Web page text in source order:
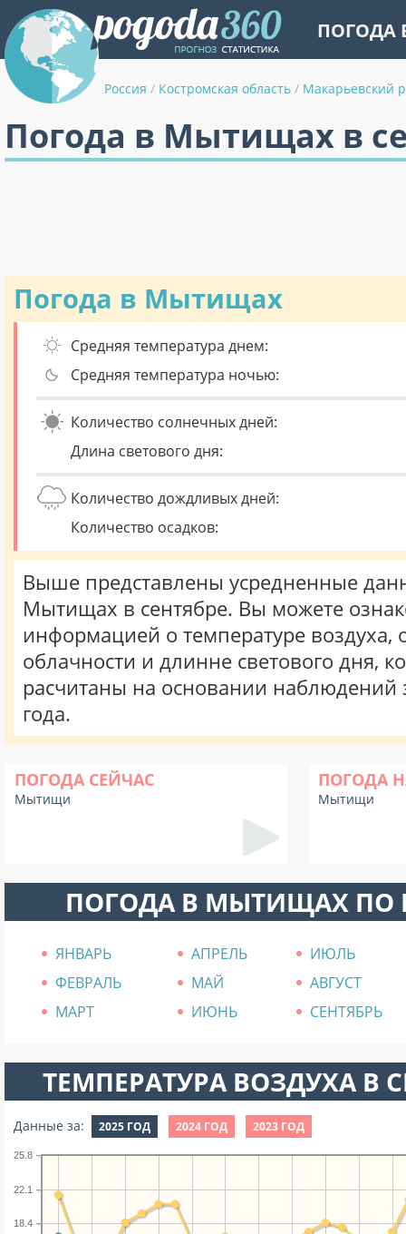
ПОГОДА
Россия / Костромская область / Макарьевский
Погода в Мытищах в
Погода в Мытищах
Средняя температура днем:
Средняя температура ночью:
Количество солнечных дней:
Длина светового дня:
Количество дождливых дней:
Количество осадков:
Выше представлены усредненные
Мытищах в сентябре. Вы можете
информацией о температуре воздуха,
облачности и длинне светового дня,
расчитаны на основании наблюдений
года.
ПОГОДА СЕЙЧАС
Мытищи
ПОГОДА
Мытищи
ПОГОДА В МЫТИЩАХ ПО
ЯНВАРЬ АПРЕЛЬ
ИЮЛЬ
ФЕВРАЛЬ
МАЙ
АВГУСТ
МАРТ
ИЮНЬ СЕНТЯБРЬ
ТЕМПЕРАТУРА ВОЗДУХА В
Данные за: 2025 ГОД 2024 ГОД 2023 ГОД
18.4
22.1
25.8